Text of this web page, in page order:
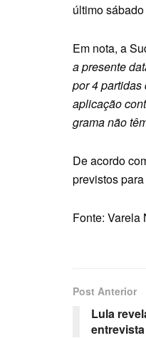
último sábado
Em nota, a
a presente
por 4
aplicação
grama não
De acordo
previstos
Fonte: Varela
Post Anterior
Lula
entrevista